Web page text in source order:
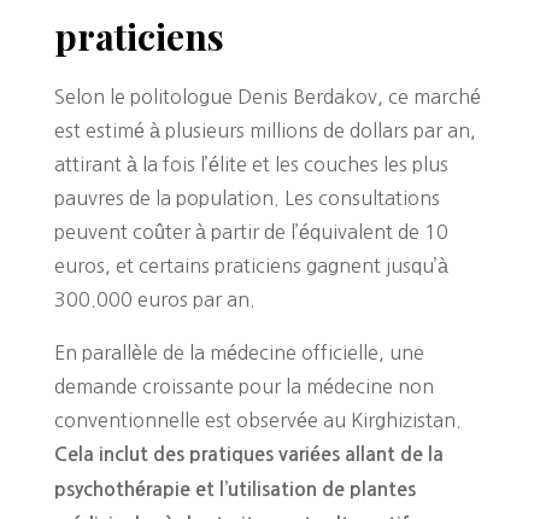
praticiens
Selon le politologue Denis Berdakov, ce marché
est estimé à plusieurs millions de dollars par an,
attirant à la fois l’élite et les couches les plus
pauvres de la population. Les consultations
peuvent coûter à partir de l’équivalent de 10
euros, et certains praticiens gagnent jusqu’à
300.000 euros par an.
En parallèle de la médecine officielle, une
demande croissante pour la médecine non
conventionnelle est observée au Kirghizistan.
Cela inclut des pratiques variées allant de la
psychothérapie et l’utilisation de plantes